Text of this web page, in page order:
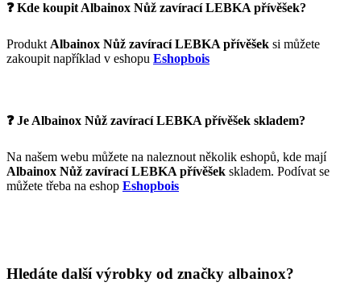
❓ Kde koupit Albainox Nůž zavírací LEBKA přívěšek?
Produkt Albainox Nůž zavírací LEBKA přívěšek si můžete
zakoupit například v eshopu Eshopbois
❓ Je Albainox Nůž zavírací LEBKA přívěšek skladem?
Na našem webu můžete na naleznout několik eshopů, kde mají
Albainox Nůž zavírací LEBKA přívěšek skladem. Podívat se
můžete třeba na eshop Eshopbois
Hledáte další výrobky od značky albainox?